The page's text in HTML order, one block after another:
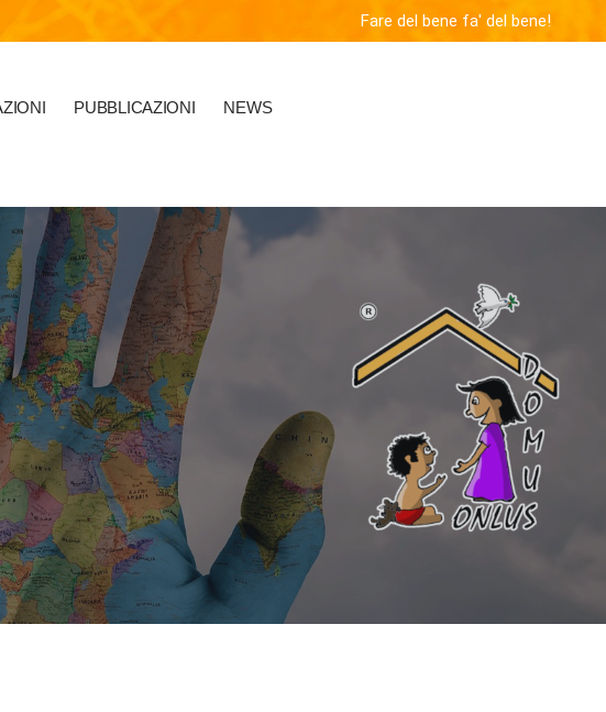
Fare del bene fa' del bene!
PUBBLICAZIONI
NEWS